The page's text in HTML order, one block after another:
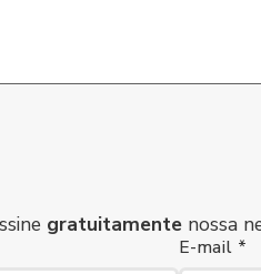
gratuitamente nossa
E-mail *